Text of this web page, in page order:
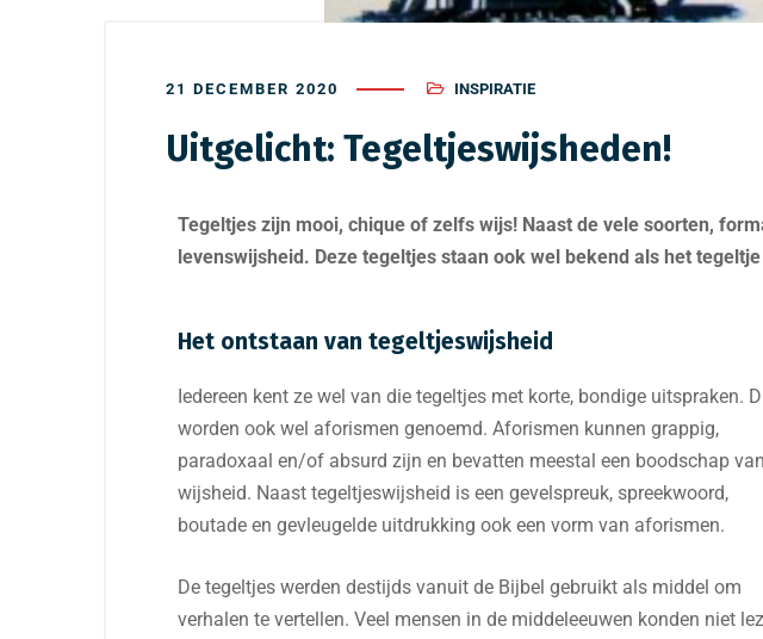
21 DECEMBER 2020 INSPIRATIE
Uitgelicht: Tegeltjeswijsheden!
Tegeltjes zijn mooi, chique of zelfs wijs! Naast de vele soorten,
levenswijsheid. Deze tegeltjes staan ook wel bekend als het
Het ontstaan van tegeltjeswijsheid
Iedereen kent ze wel van die tegeltjes met korte, bondige uitspraken.
worden ook wel aforismen genoemd. Aforismen kunnen grappig,
paradoxaal en/of absurd zijn en bevatten meestal een boodschap van
wijsheid. Naast tegeltjeswijsheid is een gevelspreuk, spreekwoord,
boutade en gevleugelde uitdrukking ook een vorm van aforismen.
De tegeltjes werden destijds vanuit de Bijbel gebruikt als middel om
verhalen te vertellen. Veel mensen in de middeleeuwen konden niet